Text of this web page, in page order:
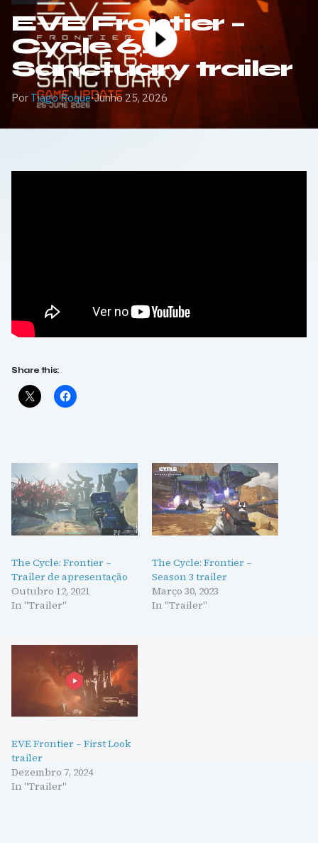
EVE Frontier –
Cycle 6:
Sanctuary trailer
Por Tiago Roque·Junho 25, 2026
Share this:
The Cycle: Frontier –
Trailer de apresentação
Outubro 12, 2021
In "Trailer"
The Cycle: Frontier –
Season 3 trailer
Março 30, 2023
In "Trailer"
EVE Frontier – First Look
trailer
Dezembro 7, 2024
In "Trailer"